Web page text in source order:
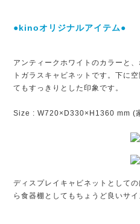
●kinoオリジナルアイテム●
アンティークホワイトのカラーと
トガラスキャビネットです。下に
てもすっきりとした印象です。
Size : W720×D330×H1360 mm (
ディスプレイキャビネットとして
ら食器棚としてもちょうど良いサ